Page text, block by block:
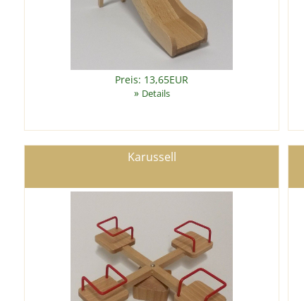
Preis: 13,65EUR
» Details
Karussell